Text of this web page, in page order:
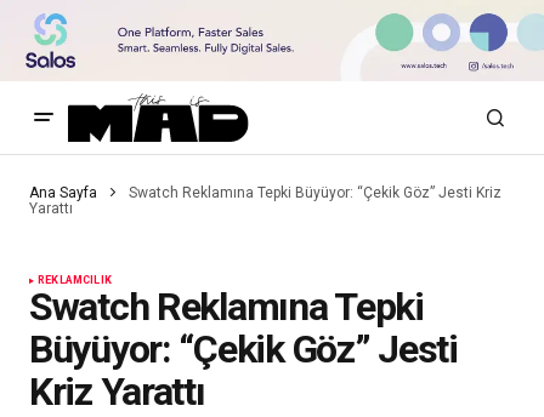
Ana Sayfa
Swatch Reklamına Tepki Büyüyor: “Çekik Göz” Jesti Kriz
Yarattı
REKLAMCILIK
Swatch Reklamına Tepki
Büyüyor: “Çekik Göz” Jesti
Kriz Yarattı